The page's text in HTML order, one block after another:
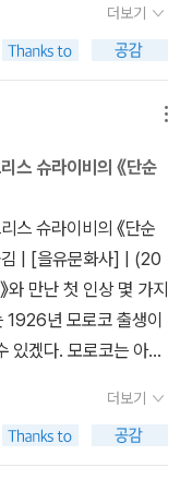
만아는 은어를 사용할
당연히 하베르타란
거의 사라졌지만 몇 세
분 히브리어 어근에
다. 이렇게 대충 훑어
있음을 알 수 있다. 구
할 때나, 그들이 세운
나 저주로 답할 때 쓰
더보기
스 슈라이비의 《단순
스 슈라이비의 《단순
있겠다. 모로코는 아프
서 유래한 영어식 이름
대의 유럽, 그리고 법
경 정보는 정말 많은 것
더보기